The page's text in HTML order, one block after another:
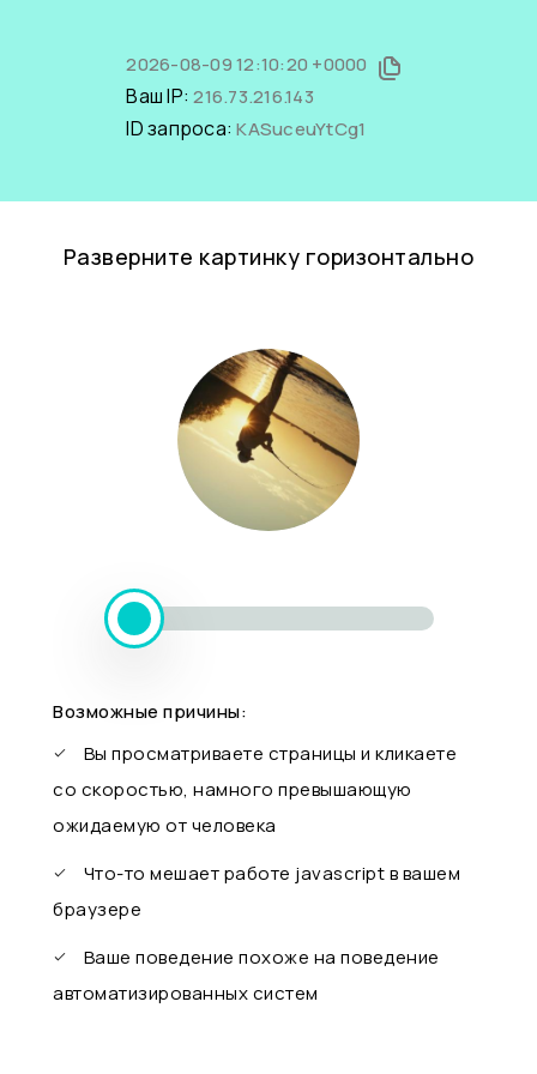
2026-08-09 12:10:20 +0000
Ваш IP:216.73.216.143
ID запроса:KASuceuYtCg1
Разверните картинку горизонтально
Возможные причины:
Вы просматриваете страницы и кликаете
со скоростью, намного превышающую
ожидаемую от человека
Что-то мешает работе javascript в вашем
браузере
Ваше поведение похоже на поведение
автоматизированных систем